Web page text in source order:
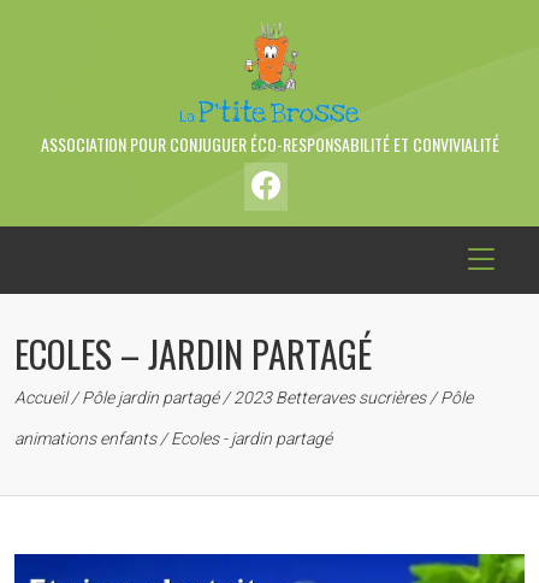
ASSOCIATION POUR CONJUGUER ÉCO-RESPONSABILITÉ ET CONVIVIALITÉ
ECOLES – JARDIN PARTAGÉ
Accueil/ Pôle jardin partagé/2023 Betteraves sucrières/Pôle
animations enfants/Ecoles - jardin partagé